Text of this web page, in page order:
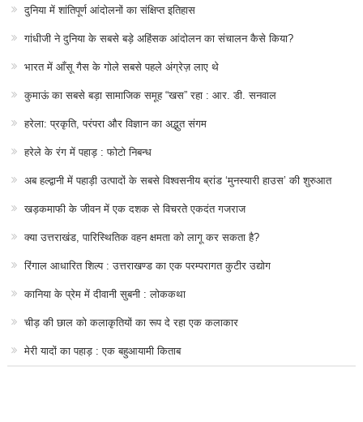
दुनिया में शांतिपूर्ण आंदोलनों का संक्षिप्त इतिहास
गांधीजी ने दुनिया के सबसे बड़े अहिंसक आंदोलन का संचालन कैसे किया?
भारत में आँसू गैस के गोले सबसे पहले अंग्रेज़ लाए थे
कुमाऊं का सबसे बड़ा सामाजिक समूह “खस” रहा : आर. डी. सनवाल
हरेला: प्रकृति, परंपरा और विज्ञान का अद्भुत संगम
हरेले के रंग में पहाड़ : फोटो निबन्ध
अब हल्द्वानी में पहाड़ी उत्पादों के सबसे विश्वसनीय ब्रांड ‘मुनस्यारी हाउस’ की शुरुआत
खड़कमाफी के जीवन में एक दशक से विचरते एकदंत गजराज
क्या उत्तराखंड, पारिस्थितिक वहन क्षमता को लागू कर सकता है?
रिंगाल आधारित शिल्प : उत्तराखण्ड का एक परम्परागत कुटीर उद्योग
कानिया के प्रेम में दीवानी सुबनी : लोककथा
चीड़ की छाल को कलाकृतियों का रूप दे रहा एक कलाकार
मेरी यादों का पहाड़ : एक बहुआयामी किताब